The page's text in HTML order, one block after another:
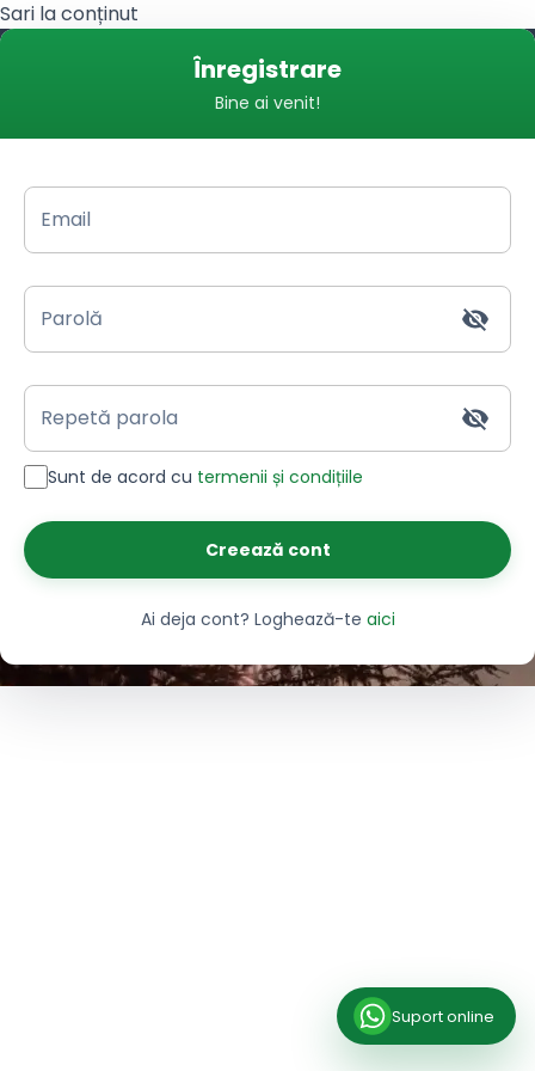
Sari la conținut
Înregistrare
Bine ai venit!
Email
Parolă
Repetă parola
Sunt de acord cu termenii și condițiile
Creează cont
Ai deja cont? Loghează-te aici
Suport online